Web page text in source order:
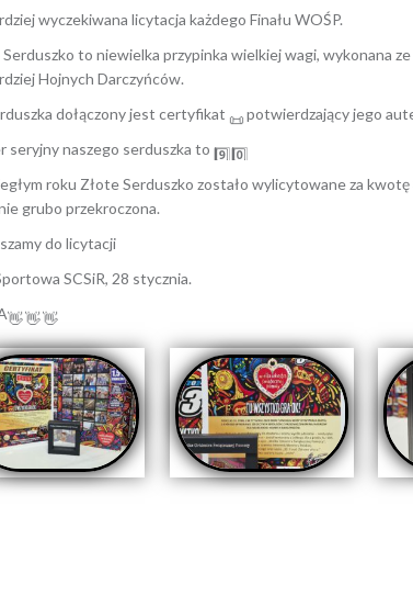
wyczekiwana licytacja każdego Finału WOŚP.
to niewielka przypinka wielkiej wagi, wykonana
Hojnych Darczyńców.
dołączony jest certyfikat
potwierdzający jego
seryjny naszego serduszka to
roku Złote Serduszko zostało wylicytowane za
grubo przekroczona.
do licytacji
SCSiR, 28 stycznia.